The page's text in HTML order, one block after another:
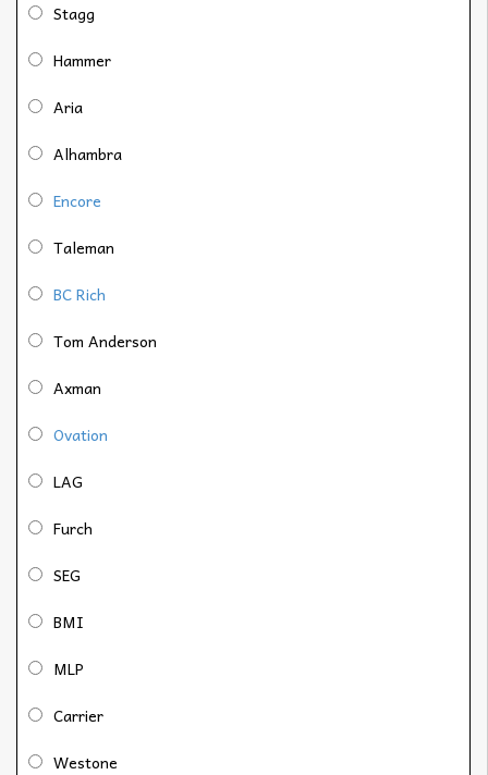
Stagg
Hammer
Aria
Alhambra
Encore
Taleman
BC Rich
Tom Anderson
Axman
Ovation
LAG
Furch
SEG
BMI
MLP
Carrier
Westone